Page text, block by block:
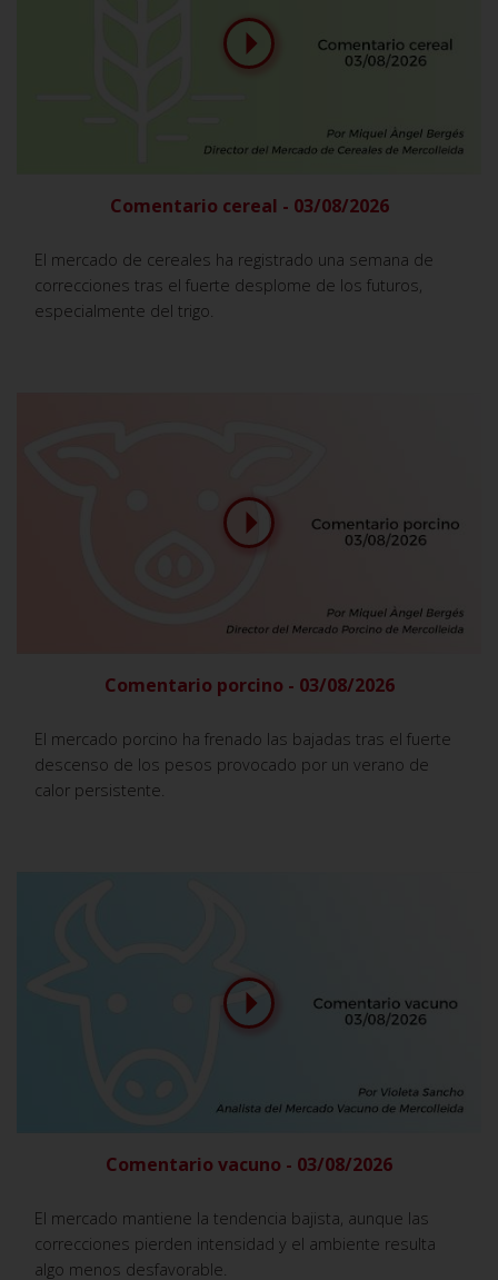
Comentario cereal - 03/08/2026
El mercado de cereales ha registrado una semana de
correcciones tras el fuerte desplome de los futuros,
especialmente del trigo.
Comentario porcino - 03/08/2026
El mercado porcino ha frenado las bajadas tras el fuerte
descenso de los pesos provocado por un verano de
calor persistente.
Comentario vacuno - 03/08/2026
El mercado mantiene la tendencia bajista, aunque las
correcciones pierden intensidad y el ambiente resulta
algo menos desfavorable.